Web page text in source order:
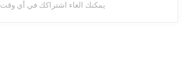
يمكنك الغاء اشتراكك في أي وقت